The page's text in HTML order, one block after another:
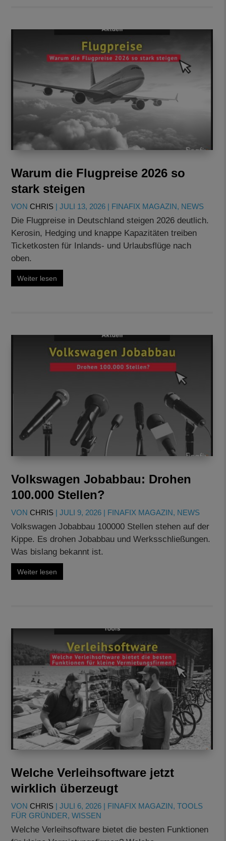
Warum die Flugpreise 2026 so
stark steigen
VONCHRIS |JULI 13, 2026 | FINAFIX MAGAZIN, NEWS
Die Flugpreise in Deutschland steigen 2026 deutlich.
Kerosin, Hedging und knappe Kapazitäten treiben
Ticketkosten für Inlands- und Urlaubsflüge nach
oben.
Weiter lesen
Volkswagen Jobabbau: Drohen
100.000 Stellen?
VONCHRIS |JULI 9, 2026 | FINAFIX MAGAZIN, NEWS
Volkswagen Jobabbau 100000 Stellen stehen auf der
Kippe. Es drohen Jobabbau und Werksschließungen.
Was bislang bekannt ist.
Weiter lesen
Welche Verleihsoftware jetzt
wirklich überzeugt
VONCHRIS |JULI 6, 2026 | FINAFIX MAGAZIN,TOOLS
FÜR GRÜNDER,WISSEN
Welche Verleihsoftware bietet die besten Funktionen